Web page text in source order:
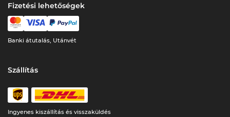
Fizetési lehetőségek
Banki átutalás, Utánvét
Szállítás
Ingyenes kiszállítás és visszaküldés